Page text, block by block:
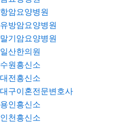
항암요양병원
유방암요양병원
말기암요양병원
일산한의원
수원흥신소
대전흥신소
대구이혼전문변호사
용인흥신소
인천흥신소